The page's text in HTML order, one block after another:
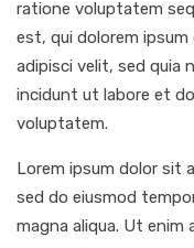
ratione voluptatem
est, qui dolorem
adipisci velit, sed quia
incidunt ut labore et
voluptatem.
Lorem ipsum dolor sit
sed do eiusmod
magna aliqua. Ut enim